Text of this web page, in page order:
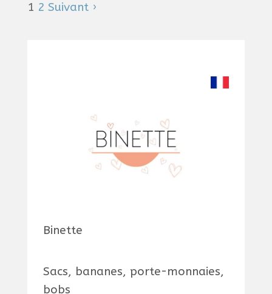
1 2 Suivant ›
Binette
Sacs, bananes, porte-monnaies,
bobs